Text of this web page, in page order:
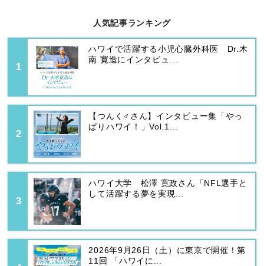
人気記事ランキング
ハワイで活躍する小児心臓外科医 Dr.木
南 寛造にインタビュ...
【つんく♂さん】インタビュー集「やっ
ぱりハワイ！」Vol.1...
ハワイ大学 松澤 寛政さん「NFL選手と
して活躍する夢を実現...
2026年9月26日（土）に東京で開催！第
11回 「ハワイに...